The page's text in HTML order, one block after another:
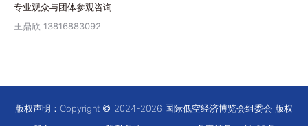
专业观众与团体参观咨询
王鼎欣 13816883092
版权声明：Copyright
2024-2026 国际低空经济博览会组委会 版权